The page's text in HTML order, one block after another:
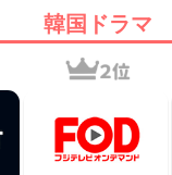
韓国ドラマ